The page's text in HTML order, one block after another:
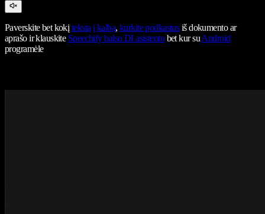
Paverskite bet kokįtekstą į kalbą, kurkite podkastusiš dokumento ar
aprašo ir klauskite Speechify balso DI asistentobet kur suAndroid
programėle